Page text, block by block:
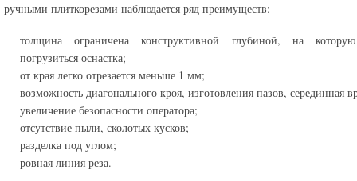
ручными плиткорезами наблюдается ряд преимуществ:
толщина ограничена конструктивной глубиной, на
погрузиться оснастка;
от края легко отрезается меньше 1 мм;
возможность диагонального кроя, изготовления пазов, серединная
увеличение безопасности оператора;
отсутствие пыли, сколотых кусков;
разделка под углом;
ровная линия реза.